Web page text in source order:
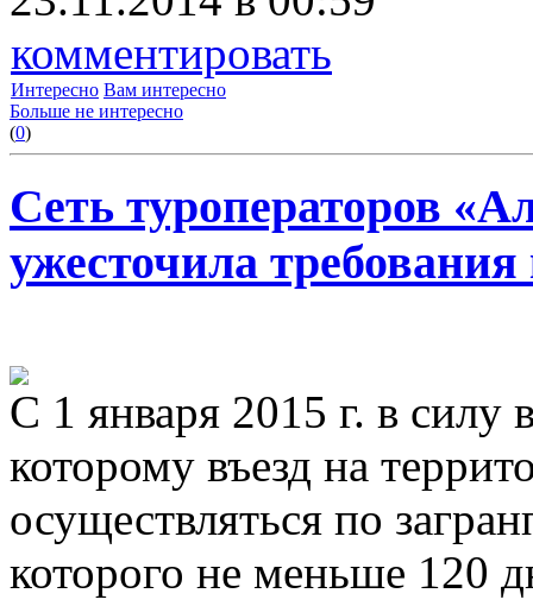
комментировать
Интересно Вам интересно
Больше не интересно
(0)
Сеть туроператоров
ужесточила
С 1 января 2015 г. в силу
которому въезд на
осуществляться по
которого не меньше 120